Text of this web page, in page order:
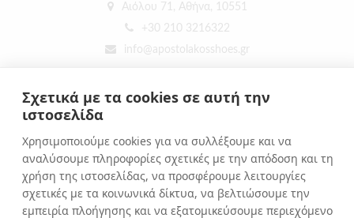
Αιόλου 71, Αθήνα, 10551
+30 210 3216322
info@apostolakosshoes.gr
Σχετικά με τα cookies σε αυτή την
ιστοσελίδα
Χρησιμοποιούμε cookies για να συλλέξουμε και να
αναλύσουμε πληροφορίες σχετικές με την απόδοση και τη
χρήση της ιστοσελίδας, να προσφέρουμε λειτουργίες
σχετικές με τα κοινωνικά δίκτυα, να βελτιώσουμε την
εμπειρία πλοήγησης και να εξατομικεύσουμε περιεχόμενο